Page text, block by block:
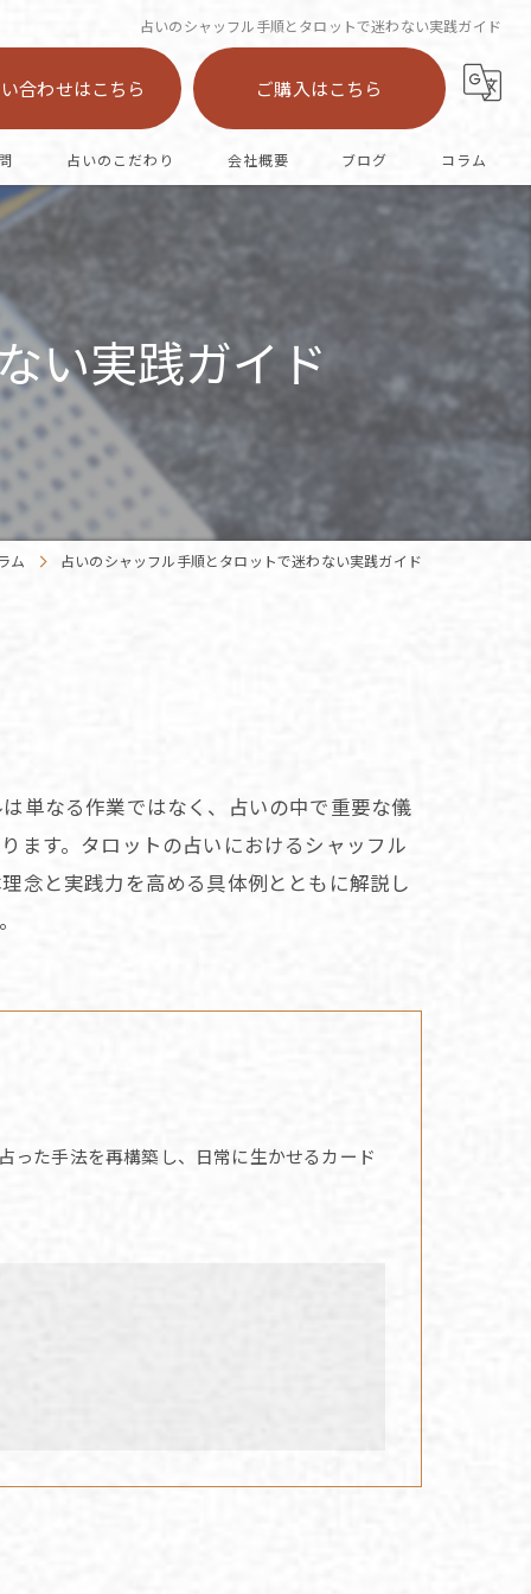
占いのシャッフル手順とタロットで迷わない実践ガイド
合わせはこちら ご購入はこちら
占いのこだわり
カード
オラクル
仕事
会社概要 ブログ コラム
い実践ガイド
ム 占いのシャッフル手順とタロットで迷わない実践ガイド
単なる作業ではなく、占いの中で重要な儀
ます。タロットの占いにおけるシャッフル
念と実践力を高める具体例とともに解説し
った手法を再構築し、日常に生かせるカード